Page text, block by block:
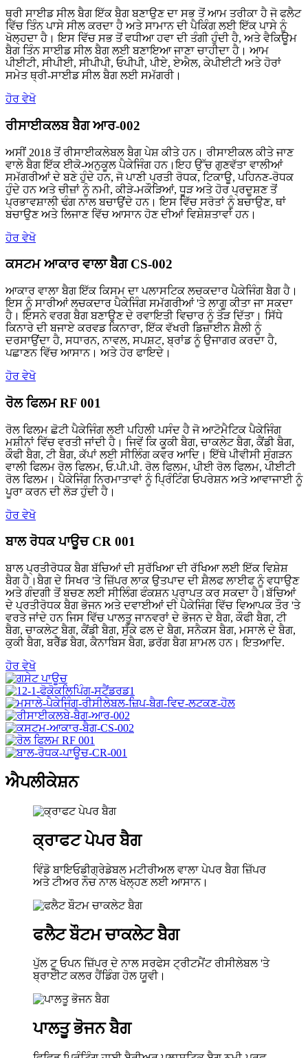
ਥ੍ਰੀ ਸਾਈਡ ਸੀਲ ਬੈਗ ਇੱਕ ਬੈਗ ਬਣਾਉਣ ਦਾ ਸਭ ਤੋਂ ਆਮ ਤਰੀਕਾ ਹੈ ਜੋ ਫਲੈਟ
ਵਿੱਚ ਤਿੰਨ ਪਾਸੇ ਸੀਲ ਕਰਦਾ ਹੈ ਅਤੇ ਸਾਮਾਨ ਦੀ ਪੈਕਿੰਗ ਲਈ ਇੱਕ ਪਾਸੇ ਨੂੰ
ਖੋਲ੍ਹਦਾ ਹੈ। ਇਸ ਵਿੱਚ ਸਭ ਤੋਂ ਵਧੀਆ ਹਵਾ ਦੀ ਤੰਗੀ ਹੁੰਦੀ ਹੈ, ਅਤੇ ਵੈਕਿਊਮ
ਬੈਗ ਤਿੰਨ ਸਾਈਡ ਸੀਲ ਬੈਗ ਲਈ ਬਣਾਇਆ ਜਾਣਾ ਚਾਹੀਦਾ ਹੈ। ਆਮ
ਪੀਈਟੀ, ਸੀਪੀਈ, ਸੀਪੀਪੀ, ਓਪੀਪੀ, ਪੀਏ, ਏਐਲ, ਕੇਪੀਈਟੀ ਅਤੇ ਹੋਰਾਂ
ਸਮੇਤ ਥ੍ਰੀ-ਸਾਈਡ ਸੀਲ ਬੈਗ ਲਈ ਸਮੱਗਰੀ।
ਹੋਰ ਵੇਖੋ
ਰੀਸਾਈਕਲਬ ਬੈਗ ਆਰ-002
ਅਸੀਂ 2018 ਤੋਂ ਰੀਸਾਈਕਲੇਬਲ ਬੈਗ ਪੇਸ਼ ਕੀਤੇ ਹਨ। ਰੀਸਾਈਕਲ ਕੀਤੇ ਜਾਣ
ਵਾਲੇ ਬੈਗ ਇੱਕ ਈਕੋ-ਅਨੁਕੂਲ ਪੈਕੇਜਿੰਗ ਹਨ।ਇਹ ਉੱਚ ਗੁਣਵੱਤਾ ਵਾਲੀਆਂ
ਸਮੱਗਰੀਆਂ ਦੇ ਬਣੇ ਹੁੰਦੇ ਹਨ, ਜੋ ਪਾਣੀ ਪ੍ਰਤੀ ਰੋਧਕ, ਟਿਕਾਊ, ਪਹਿਨਣ-ਰੋਧਕ
ਹੁੰਦੇ ਹਨ ਅਤੇ ਚੀਜ਼ਾਂ ਨੂੰ ਨਮੀ, ਕੀੜੇ-ਮਕੌੜਿਆਂ, ਧੂੜ ਅਤੇ ਹੋਰ ਪ੍ਰਦੂਸ਼ਣ ਤੋਂ
ਪ੍ਰਭਾਵਸ਼ਾਲੀ ਢੰਗ ਨਾਲ ਬਚਾਉਂਦੇ ਹਨ। ਇਸ ਵਿੱਚ ਸਰੋਤਾਂ ਨੂੰ ਬਚਾਉਣ, ਥਾਂ
ਬਚਾਉਣ ਅਤੇ ਲਿਜਾਣ ਵਿੱਚ ਆਸਾਨ ਹੋਣ ਦੀਆਂ ਵਿਸ਼ੇਸ਼ਤਾਵਾਂ ਹਨ।
ਹੋਰ ਵੇਖੋ
ਕਸਟਮ ਆਕਾਰ ਵਾਲਾ ਬੈਗ CS-002
ਆਕਾਰ ਵਾਲਾ ਬੈਗ ਇੱਕ ਕਿਸਮ ਦਾ ਪਲਾਸਟਿਕ ਲਚਕਦਾਰ ਪੈਕੇਜਿੰਗ ਬੈਗ ਹੈ।
ਇਸ ਨੂੰ ਸਾਰੀਆਂ ਲਚਕਦਾਰ ਪੈਕੇਜਿੰਗ ਸਮੱਗਰੀਆਂ 'ਤੇ ਲਾਗੂ ਕੀਤਾ ਜਾ ਸਕਦਾ
ਹੈ। ਇਸਨੇ ਵਰਗ ਬੈਗ ਬਣਾਉਣ ਦੇ ਰਵਾਇਤੀ ਵਿਚਾਰ ਨੂੰ ਤੋੜ ਦਿੱਤਾ। ਸਿੱਧੇ
ਕਿਨਾਰੇ ਦੀ ਬਜਾਏ ਕਰਵਡ ਕਿਨਾਰਾ, ਇੱਕ ਵੱਖਰੀ ਡਿਜ਼ਾਈਨ ਸ਼ੈਲੀ ਨੂੰ
ਦਰਸਾਉਂਦਾ ਹੈ, ਸਧਾਰਨ, ਨਾਵਲ, ਸਪਸ਼ਟ, ਬ੍ਰਾਂਡ ਨੂੰ ਉਜਾਗਰ ਕਰਦਾ ਹੈ,
ਪਛਾਣਨ ਵਿੱਚ ਆਸਾਨ। ਅਤੇ ਹੋਰ ਫਾਇਦੇ।
ਹੋਰ ਵੇਖੋ
ਰੋਲ ਫਿਲਮ RF 001
ਰੋਲ ਫਿਲਮ ਛੋਟੀ ਪੈਕੇਜਿੰਗ ਲਈ ਪਹਿਲੀ ਪਸੰਦ ਹੈ ਜੋ ਆਟੋਮੈਟਿਕ ਪੈਕੇਜਿੰਗ
ਮਸ਼ੀਨਾਂ ਵਿੱਚ ਵਰਤੀ ਜਾਂਦੀ ਹੈ। ਜਿਵੇਂ ਕਿ ਕੂਕੀ ਬੈਗ, ਚਾਕਲੇਟ ਬੈਗ, ਕੈਂਡੀ ਬੈਗ,
ਕੌਫੀ ਬੈਗ, ਟੀ ਬੈਗ, ਕੱਪਾਂ ਲਈ ਸੀਲਿੰਗ ਕਵਰ ਆਦਿ। ਇੱਥੇ ਪੀਵੀਸੀ ਸੁੰਗੜਨ
ਵਾਲੀ ਫਿਲਮ ਰੋਲ ਫਿਲਮ, ਓ.ਪੀ.ਪੀ. ਰੋਲ ਫਿਲਮ, ਪੀਈ ਰੋਲ ਫਿਲਮ, ਪੀਈਟੀ
ਰੋਲ ਫਿਲਮ। ਪੈਕੇਜਿੰਗ ਨਿਰਮਾਤਾਵਾਂ ਨੂੰ ਪ੍ਰਿੰਟਿੰਗ ਓਪਰੇਸ਼ਨ ਅਤੇ ਆਵਾਜਾਈ ਨੂੰ
ਪੂਰਾ ਕਰਨ ਦੀ ਲੋੜ ਹੁੰਦੀ ਹੈ।
ਹੋਰ ਵੇਖੋ
ਬਾਲ ਰੋਧਕ ਪਾਊਚ CR 001
ਬਾਲ ਪ੍ਰਤੀਰੋਧਕ ਬੈਗ ਬੱਚਿਆਂ ਦੀ ਸੁਰੱਖਿਆ ਦੀ ਰੱਖਿਆ ਲਈ ਇੱਕ ਵਿਸ਼ੇਸ਼
ਬੈਗ ਹੈ।ਬੈਗ ਦੇ ਸਿਖਰ 'ਤੇ ਜ਼ਿੱਪਰ ਲਾਕ ਉਤਪਾਦ ਦੀ ਸ਼ੈਲਫ ਲਾਈਫ ਨੂੰ ਵਧਾਉਣ
ਅਤੇ ਗੰਦਗੀ ਤੋਂ ਬਚਣ ਲਈ ਸੀਲਿੰਗ ਫੰਕਸ਼ਨ ਪ੍ਰਾਪਤ ਕਰ ਸਕਦਾ ਹੈ।ਬੱਚਿਆਂ
ਦੇ ਪ੍ਰਤੀਰੋਧਕ ਬੈਗ ਭੋਜਨ ਅਤੇ ਦਵਾਈਆਂ ਦੀ ਪੈਕੇਜਿੰਗ ਵਿੱਚ ਵਿਆਪਕ ਤੌਰ 'ਤੇ
ਵਰਤੇ ਜਾਂਦੇ ਹਨ ਜਿਸ ਵਿੱਚ ਪਾਲਤੂ ਜਾਨਵਰਾਂ ਦੇ ਭੋਜਨ ਦੇ ਬੈਗ, ਕੌਫੀ ਬੈਗ, ਟੀ
ਬੈਗ, ਚਾਕਲੇਟ ਬੈਗ, ਕੈਂਡੀ ਬੈਗ, ਸੁੱਕੇ ਫਲ ਦੇ ਬੈਗ, ਸਨੈਕਸ ਬੈਗ, ਮਸਾਲੇ ਦੇ ਬੈਗ,
ਕੁਕੀ ਬੈਗ, ਬਰੈੱਡ ਬੈਗ, ਕੈਨਾਬਿਸ ਬੈਗ, ਡਰੱਗ ਬੈਗ ਸ਼ਾਮਲ ਹਨ। ਇਤਆਦਿ.
ਹੋਰ ਵੇਖੋ
ਐਪਲੀਕੇਸ਼ਨ
ਕ੍ਰਾਫਟ ਪੇਪਰ ਬੈਗ
ਵਿੰਡੋ ਬਾਇਓਡੀਗ੍ਰੇਡੇਬਲ ਮਟੀਰੀਅਲ ਵਾਲਾ ਪੇਪਰ ਬੈਗ ਜ਼ਿੱਪਰ
ਅਤੇ ਟੀਅਰ ਨੌਚ ਨਾਲ ਖੋਲ੍ਹਣ ਲਈ ਆਸਾਨ।
ਫਲੈਟ ਬੌਟਮ ਚਾਕਲੇਟ ਬੈਗ
ਪੁੱਲ ਟੂ ਓਪਨ ਜ਼ਿੱਪਰ ਦੇ ਨਾਲ ਸਰਫੇਸ ਟ੍ਰੀਟਮੈਂਟ ਰੀਸੀਲੇਬਲ 'ਤੇ
ਬ੍ਰਾਈਟ ਕਲਰ ਹੈਂਡਿੰਗ ਹੋਲ ਯੂਵੀ।
ਪਾਲਤੂ ਭੋਜਨ ਬੈਗ